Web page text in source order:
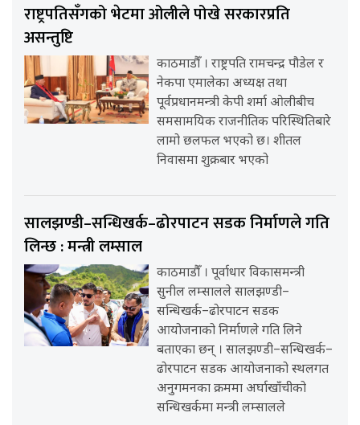
राष्ट्रपतिसँगको भेटमा ओलीले पोखे सरकारप्रति
असन्तुष्टि
काठमाडौँ । राष्ट्रपति रामचन्द्र पौडेल र
नेकपा एमालेका अध्यक्ष तथा
पूर्वप्रधानमन्त्री केपी शर्मा ओलीबीच
समसामयिक राजनीतिक परिस्थितिबारे
लामो छलफल भएको छ। शीतल
निवासमा शुक्रबार भएको
सालझण्डी–सन्धिखर्क–ढोरपाटन सडक निर्माणले गति
लिन्छ : मन्त्री लम्साल
काठमाडौँ । पूर्वाधार विकासमन्त्री
सुनील लम्सालले सालझण्डी–
सन्धिखर्क–ढोरपाटन सडक
आयोजनाको निर्माणले गति लिने
बताएका छन् । सालझण्डी–सन्धिखर्क–
ढोरपाटन सडक आयोजनाको स्थलगत
अनुगमनका क्रममा अर्घाखाँचीको
सन्धिखर्कमा मन्त्री लम्सालले